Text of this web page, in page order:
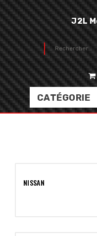
J2L
CATÉGORIE
NISSAN